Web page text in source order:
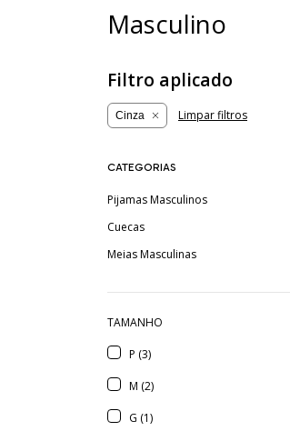
Masculino
Filtro aplicado
Cinza Limpar filtros
CATEGORIAS
Pijamas Masculinos
Cuecas
Meias Masculinas
TAMANHO
P (3)
M (2)
G (1)